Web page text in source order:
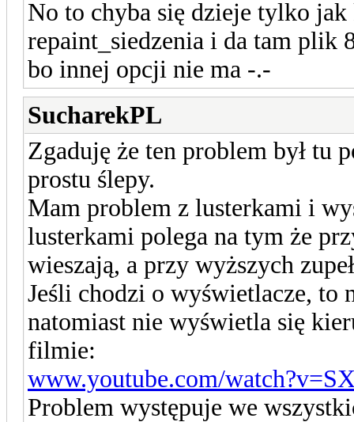
No to chyba się dzieje tylko
repaint_siedzenia i da tam plik
bo innej opcji nie ma -.-
SucharekPL
Zgaduję że ten problem był tu
prostu ślepy.
Mam problem z lusterkami i
lusterkami polega na tym że
wieszają, a przy wyższych
Jeśli chodzi o wyświetlacze,
natomiast nie wyświetla się
filmie:
www.youtube.com/
Problem występuje we